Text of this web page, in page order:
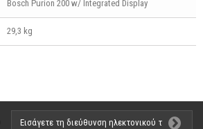
Bosch Purion 200 w/ Integrated Display
29,3 kg